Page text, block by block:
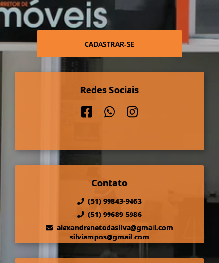
CADASTRAR-SE
Redes Sociais
Contato
(51) 99843-9463
(51) 99689-5986
alexandrenetodasilva@gmail.com
silviampos@gmail.com